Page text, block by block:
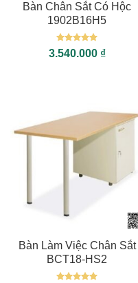
Bàn Chân Sắt Có Hộc
1902B16H5
Được xếp
hạng55
3.540.000 ₫
Bàn Làm Việc Chân Sắt
BCT18-HS2